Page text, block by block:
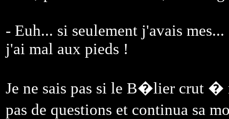
- Euh... si seulement j'avais
j'ai mal aux pieds !
Je ne sais pas si le B�lier crut �
pas de questions et continua sa